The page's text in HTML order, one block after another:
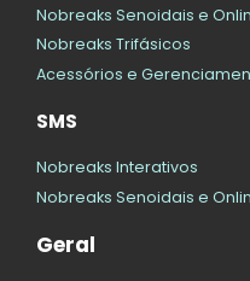
Nobreaks Senoidais e
Nobreaks Trifásicos
Acessórios e
SMS
Nobreaks Interativos
Nobreaks Senoidais e
Geral